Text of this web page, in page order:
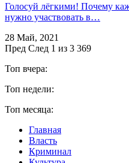
Голосуй лёгкими! Почему
нужно участвовать в…
28 Май, 2021
Пред След 1 из 3 369
Топ вчера:
Топ недели:
Топ месяца:
Главная
Власть
Криминал